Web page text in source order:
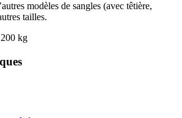
modèles de sangles (avec têtière,
tailles.
kg